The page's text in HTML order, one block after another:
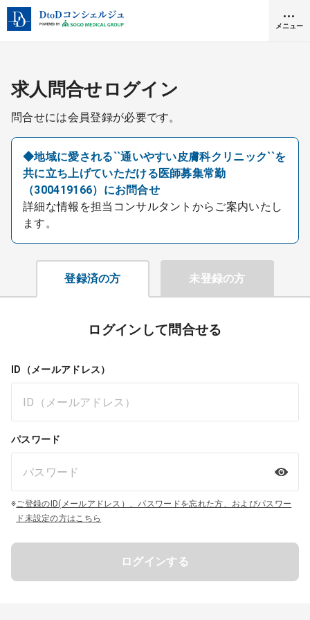
メニュー
クリニック開業
DtoDとは
お問合せ
医院の譲渡・売却をお考えの方
採用をお考えの医療機関の方
求人問合せログイン
問合せには会員登録が必要です。
◆地域に愛される``通いやすい皮膚科クリニック``を
共に立ち上げていただける医師募集常勤
（300419166）にお問合せ
詳細な情報を担当コンサルタントからご案内いたし
ます。
登録済の方 未登録の方
ログインして問合せる
ID（メールアドレス）
パスワード
※ご登録のID(メールアドレス）、パスワードを忘れた方、およびパスワー
ド未設定の方はこちら
ログインする